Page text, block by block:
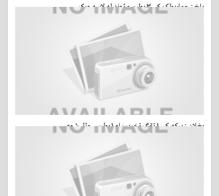
بلخ : چهاربولک کې ۳ پوليسو ژوند له لاسه ورکړ
بغلان : برکه کې ۱ ټانګ تخريب او ۱ پوليس وژل شوی